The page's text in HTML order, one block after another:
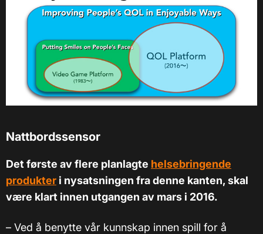
Nattbordssensor
Det første av flere planlagte helsebringende
produkter i nysatsningen fra denne kanten, skal
være klart innen utgangen av mars i 2016.
– Ved å benytte vår kunnskap innen spill for å